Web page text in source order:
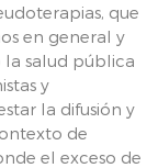
que
en general y
la salud pública
y
la difusión y
de
el exceso de